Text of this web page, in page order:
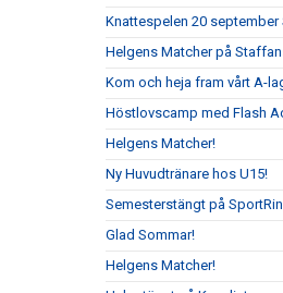
Knattespelen 20 september
Helgens Matcher på
Kom och heja fram vårt A-
Höstlovscamp med Flash
Helgens Matcher!
Ny Huvudtränare hos U15!
Semesterstängt på
Glad Sommar!
Helgens Matcher!